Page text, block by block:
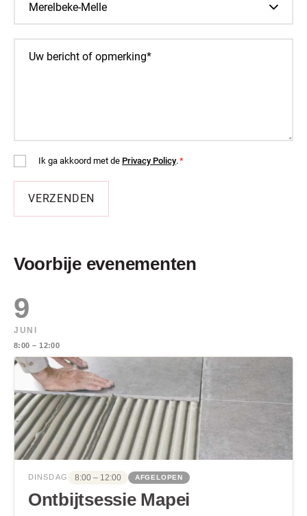
Merelbeke-Melle
Ik ga akkoord met de Privacy Policy. *
VERZENDEN
Voorbije evenementen
9
JUNI
8:00 – 12:00
DINSDAG 8:00 – 12:00 AFGELOPEN
Ontbijtsessie Mapei